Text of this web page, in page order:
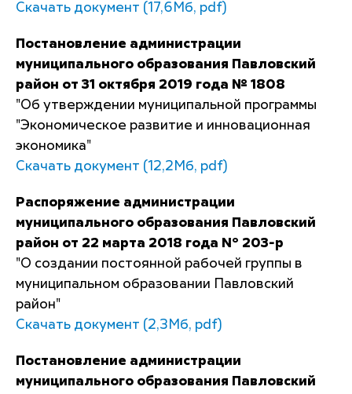
Скачать документ (17,6Мб, pdf)
Постановление администрации
муниципального образования Павловский
район от 31 октября 2019 года № 1808
"Об утверждении муниципальной программы
"Экономическое развитие и инновационная
экономика"
Скачать документ (12,2Мб, pdf)
Распоряжение администрации
муниципального образования Павловский
район от 22 марта 2018 года N° 203-р
"О создании постоянной рабочей группы в
муниципальном образовании Павловский
район"
Скачать документ (2,3Мб, pdf)
Постановление администрации
муниципального образования Павловский